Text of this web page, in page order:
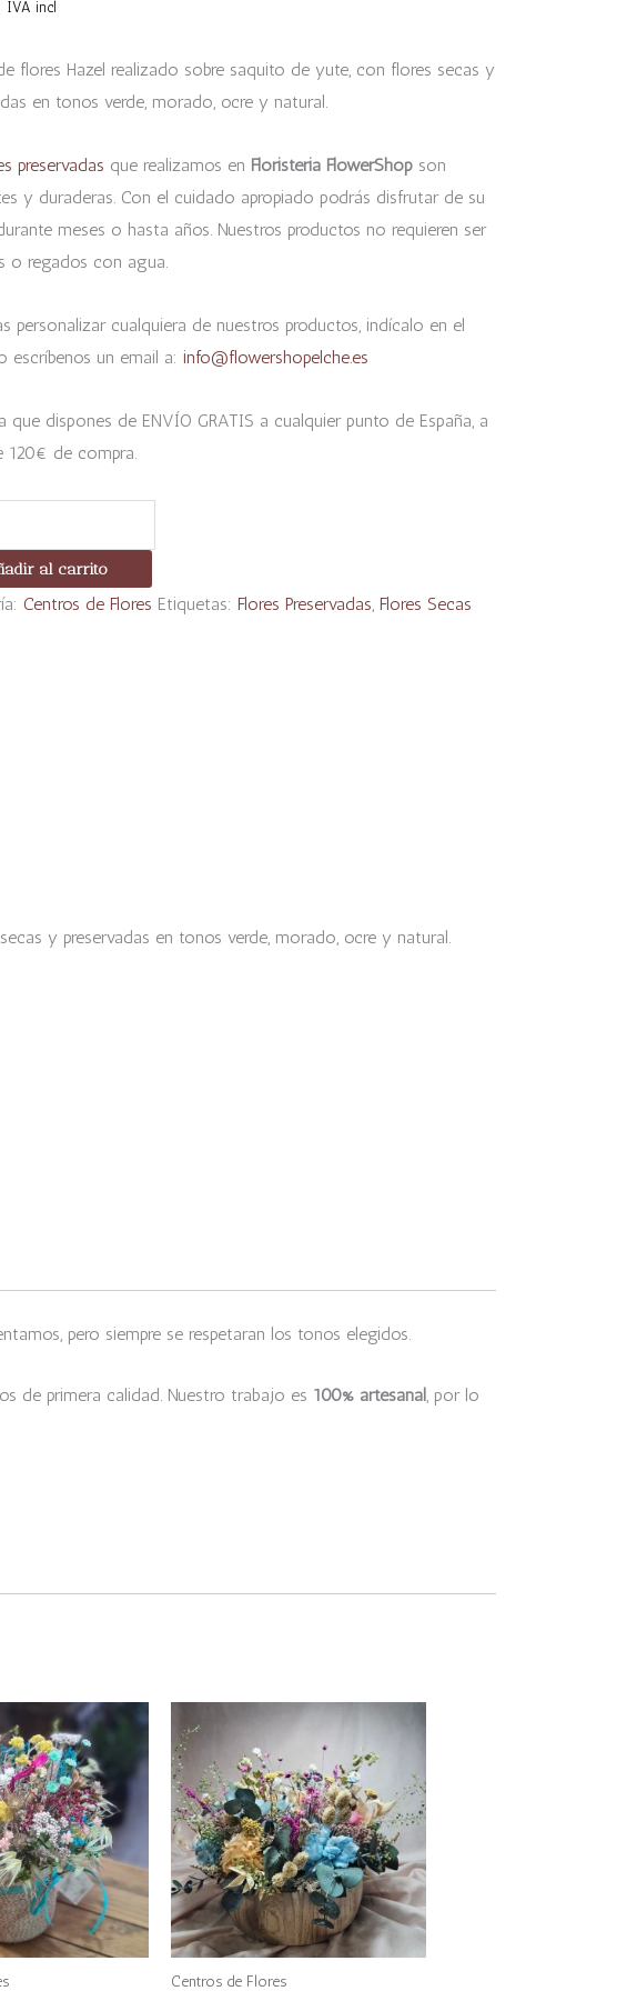
IVA incl
flores Hazel realizado sobre saquito de yute, con flores secas y
en tonos verde, morado, ocre y natural.
preservadas que realizamos en Floristeria FlowerShopson
y duraderas. Con el cuidado apropiado podrás disfrutar de su
meses o hasta años. Nuestros productos no requieren ser
o regados con agua.
personalizar cualquiera de nuestros productos, indícalo en el
escríbenos un email a: info@flowershopelche.es
que dispones de ENVÍO GRATIS a cualquier punto de España, a
120€ de compra.
al carrito
Centros de Flores Etiquetas: Flores Preservadas, Flores Secas
y preservadas en tonos verde, morado, ocre y natural.
pero siempre se respetaran los tonos elegidos.
de primera calidad. Nuestro trabajo es 100% artesanal, por lo
Centros de Flores